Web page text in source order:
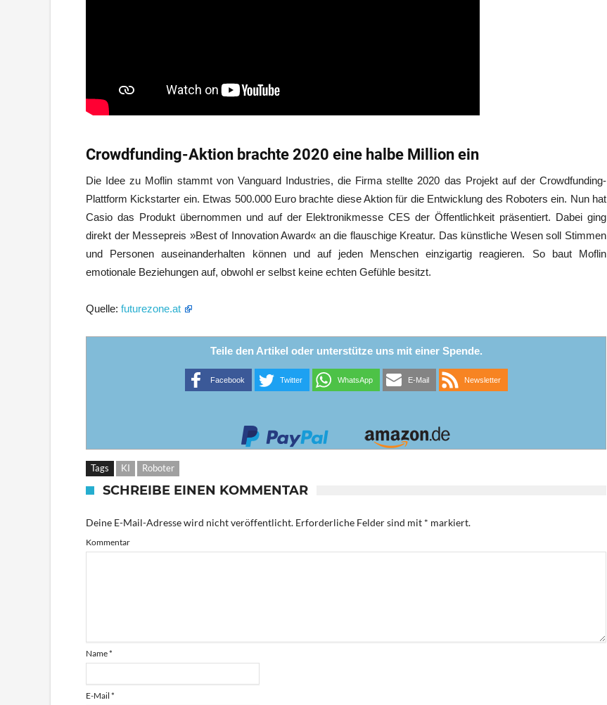
Crowdfunding-Aktion brachte 2020 eine halbe Million ein
Die Idee zu Moflin stammt von Vanguard Industries, die Firma stellte 2020 das Projekt auf der Crowdfunding-
Plattform Kickstarter ein. Etwas 500.000 Euro brachte diese Aktion für die Entwicklung des Roboters ein. Nun hat
Casio das Produkt übernommen und auf der Elektronikmesse CES der Öffentlichkeit präsentiert. Dabei ging
direkt der Messepreis »Best of Innovation Award« an die flauschige Kreatur. Das künstliche Wesen soll Stimmen
und Personen auseinanderhalten können und auf jeden Menschen einzigartig reagieren. So baut Moflin
emotionale Beziehungen auf, obwohl er selbst keine echten Gefühle besitzt.
Quelle: futurezone.at
Teile den Artikel oder unterstütze uns mit einer Spende.
Facebook Twitter WhatsApp E-Mail Newsletter
Tags KI Roboter
SCHREIBE EINEN KOMMENTAR
Deine E-Mail-Adresse wird nicht veröffentlicht. Erforderliche Felder sind mit * markiert.
Kommentar
Name*
E-Mail *